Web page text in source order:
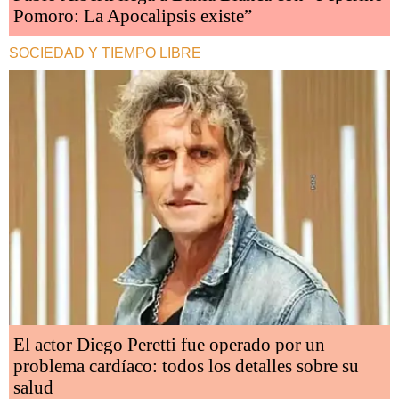
Pomoro: La Apocalipsis existe”
SOCIEDAD Y TIEMPO LIBRE
El actor Diego Peretti fue operado por un
problema cardíaco: todos los detalles sobre su
salud